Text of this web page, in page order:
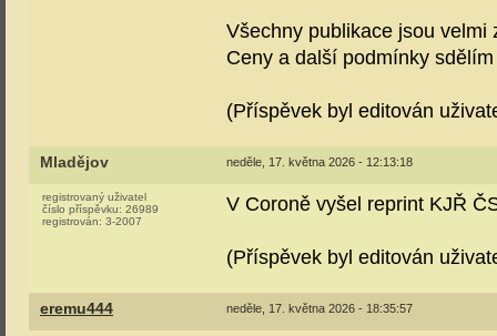
Všechny publikace jsou velmi
Ceny a další podmínky
(Příspěvek byl editován
Mladějov neděle, 17. května 2026 - 12:13:18
registrovaný uživatel
číslo příspěvku: 26989
registrován: 3-2007
V Coroně vyšel reprint KJŘ
(Příspěvek byl editován
eremu444 neděle, 17. května 2026 - 18:35:57